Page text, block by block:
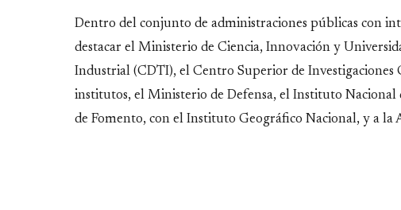
Dentro del conjunto de administraciones públicas con
destacar el Ministerio de Ciencia, Innovación y
Industrial (CDTI), el Centro Superior de Investigaciones
institutos, el Ministerio de Defensa, el Instituto
de Fomento, con el Instituto Geográfico Nacional, y a la